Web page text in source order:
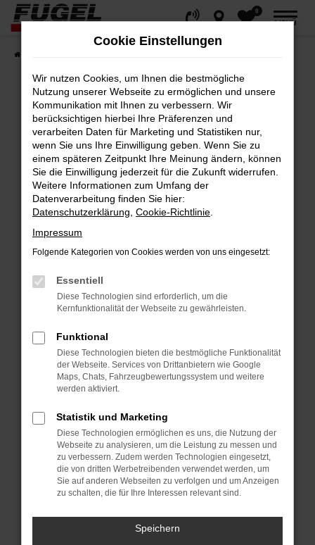
Zum
Hauptinhalt
springen
0
MENÜ
Fehler: Network Error
Beim Laden ist ein Fehler aufgetreten.
Hier sind ein paar Tipps, die dir helfen können:
Überprüfe deine Firewall und deine
Internetverbindung.
Laden andere Webseiten, zum Beispiel
deine Suchmaschine?
Prüfe deine Browsererweiterungen.
Manche Erweiterungen, wie Werbeblocker,
können das Laden bestimmter Seiten
anderen Browser oder in einem privaten
Fenster?
Starte dein Gerät neu.
vorübergehende Probleme zu beheben.
Stelle sicher, dass dein Browser und dein
Betriebssystem auf dem neuesten Stand
sind.
Veraltete Software birgt nicht nur ein
führen, dass bestimmte Funktionen nicht
Cookie Einstellungen
Wir nutzen Cookies, um Ihnen die bestmögliche
Nutzung unserer Webseite zu ermöglichen und unsere
Kommunikation mit Ihnen zu verbessern. Wir
berücksichtigen hierbei Ihre Präferenzen und
verarbeiten Daten für Marketing und Statistiken nur,
wenn Sie uns Ihre Einwilligung geben. Wenn Sie zu
einem späteren Zeitpunkt Ihre Meinung ändern, können
Sie die Einwilligung jederzeit für die Zukunft widerrufen.
Weitere Informationen zum Umfang der
Datenverarbeitung finden Sie hier:
Datenschutzerklärung Cookie-Richtlinie
Impressum
Folgende Kategorien von Cookies werden von uns eingesetzt:
Essentiell
Diese Technologien sind erforderlich, um die
Kernfunktionalität der Webseite zu gewährleisten.
Funktional
Diese Technologien bieten die bestmögliche Funktionalität
der Webseite. Services von Drittanbietern wie Google
Maps, Chats, Fahrzeugbewertungssystem und weitere
werden aktiviert.
Statistik und Marketing
Diese Technologien ermöglichen es uns, die Nutzung der
Webseite zu analysieren, um die Leistung zu messen und
zu verbessern. Zudem werden Technologien eingesetzt,
die von dritten Werbetreibenden verwendet werden, um
Sie auf anderen Webseiten zu verfolgen und um Anzeigen
zu schalten, die für Ihre Interessen relevant sind.
Speichern